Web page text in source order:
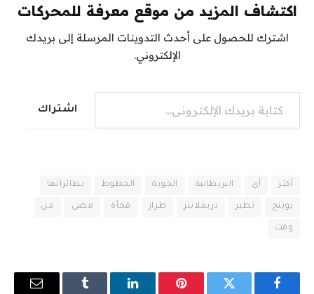
اكتشاف المزيد من موقع معرفة للمحركات
اشترك للحصول على أحدث التدوينات المرسلة إلى بريدك
الإلكتروني.
كتابة بريدك الإلكتروني...
اشتراك
أكثر أي البريطانية الجوية الخطوط بطائراتها
بوينج تطير دريملاينر طراز فجأة مضى من
وقت